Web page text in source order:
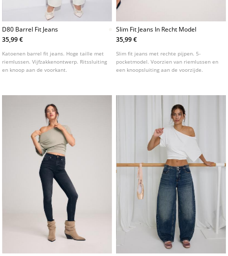
D80 Barrel Fit Jeans
35,99 €
Katoenen barrel fit jeans. Hoge taille met
riemlussen. Vijfzakkenontwerp. Ritssluiting
en knoop aan de voorkant.
Slim Fit Jeans In Recht Model
35,99 €
Slim fit jeans met rechte pijpen. 5-
pocketmodel. Voorzien van riemlussen en
een knoopsluiting aan de voorzijde.